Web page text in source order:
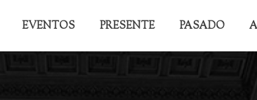
EVENTOS PRESENTE PASADO